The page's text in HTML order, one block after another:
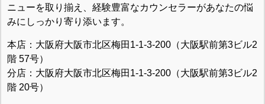
ニューを取り揃え、経験豊富なカウンセラーがあなたの悩
みにしっかり寄り添います。
本店：大阪府大阪市北区梅田1-1-3-200（大阪駅前第3ビル2
階 57号）
分店：大阪府大阪市北区梅田1-1-3-200（大阪駅前第3ビル2
階 20号）